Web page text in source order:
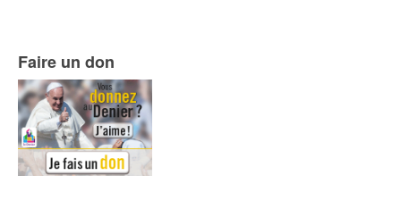
Faire un don